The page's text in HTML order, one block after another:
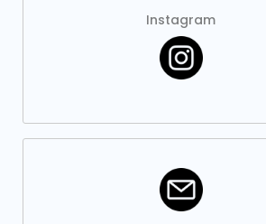
Instagram